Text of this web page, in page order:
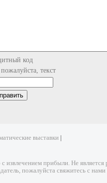
текст
выставки
прибыли. Не
пожалуйста свяжитесь с нами